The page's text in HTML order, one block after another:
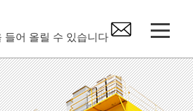
들어 올릴 수 있습니다